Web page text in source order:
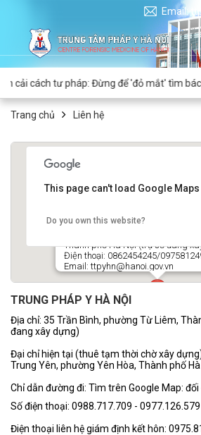
Email:
cải cách tư pháp: Đừng để 'đỏ mắt' tìm bác
Trang chủ Liên hệ
Liên hệ
Địa chỉ: Địa chỉ: 35 Trần Bình,
Thành phố Hà Nội (trụ sở đang
Điện thoại: 0862454245/
Email: ttpyhn@hanoi.gov.vn
This page can't load Google
Do you own this website?
TRUNG PHÁP Y HÀ NỘI
Địa chỉ: 35 Trần Bình, phường Từ Liêm,
đang xây dựng)
Đại chỉ hiện tại (thuê tạm thời chờ xây
Trung Yên, phường Yên Hòa, Thành phố Hà
Chỉ dẫn đường đi: Tìm trên Google Map: đối
Số điện thoại: 0988.717.709 - 0977.126.579
Điện thoại liên hệ giám định kết hôn: